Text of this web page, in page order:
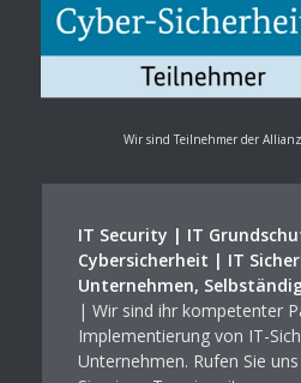
Wir sind Teilnehmer der
IT Security | IT
Cybersicherheit | IT
Unternehmen,
| Wir sind ihr kompetenter
Implementierung von IT-
Unternehmen. Rufen Sie